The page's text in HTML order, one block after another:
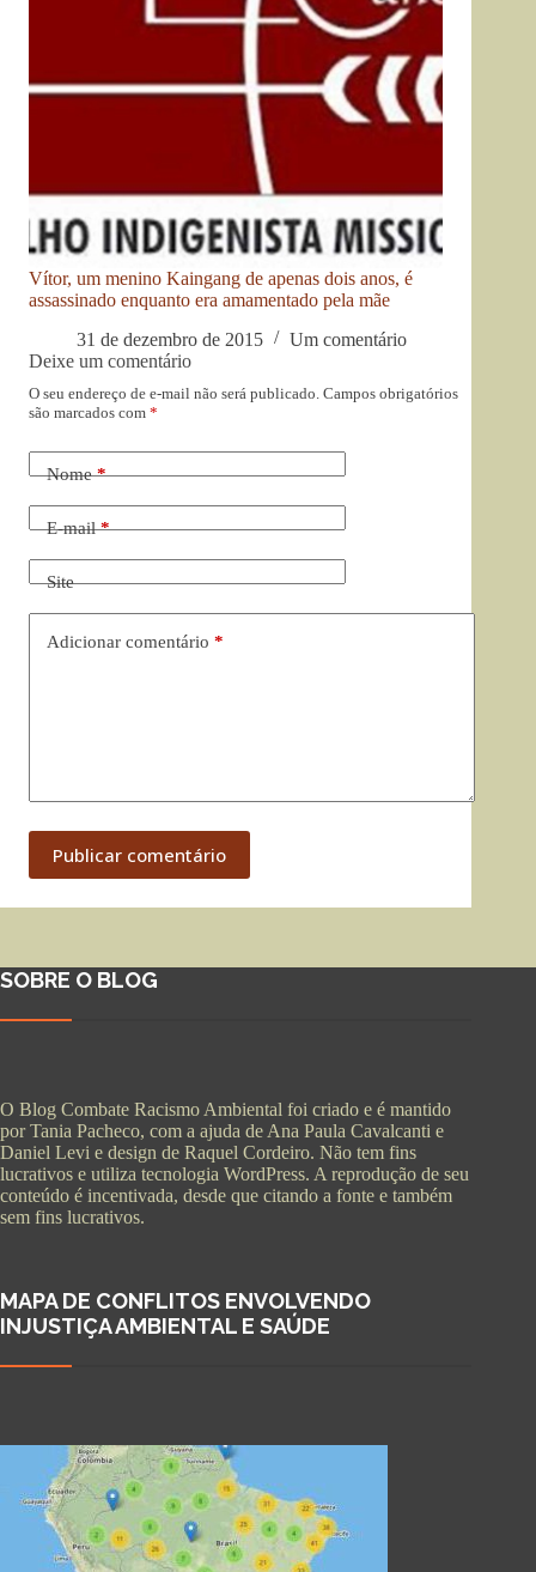
Vítor, um menino Kaingang de apenas dois anos, é
assassinado enquanto era amamentado pela mãe
31 de dezembro de 2015
Um comentário
Deixe um comentário
O seu endereço de e-mail não será publicado. Campos obrigatórios
são marcados com *
Nome*
E-mail*
Site
Adicionar comentário *
Publicar comentário
SOBRE O BLOG
O Blog Combate Racismo Ambiental foi criado e é mantido
por Tania Pacheco, com a ajuda de Ana Paula Cavalcanti e
Daniel Levi e design de Raquel Cordeiro. Não tem fins
lucrativos e utiliza tecnologia WordPress. A reprodução de seu
conteúdo é incentivada, desde que citando a fonte e também
sem fins lucrativos.
MAPA DE CONFLITOS ENVOLVENDO
INJUSTIÇA AMBIENTAL E SAÚDE